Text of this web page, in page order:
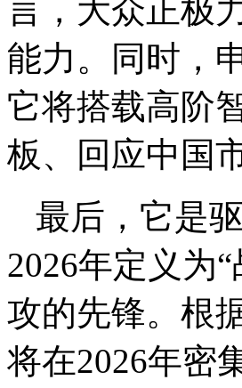
言，大众正极
能力。同时，
它将搭载高阶
板、回应中国
最后，它是
2026年定义为
攻的先锋。根
将在2026年密